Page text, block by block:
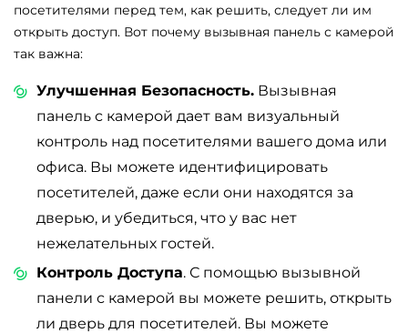
посетителями перед тем, как решить, следует ли им
открыть доступ. Вот почему вызывная панель с камерой
так важна:
Улучшенная Безопасность. Вызывная
панель с камерой дает вам визуальный
контроль над посетителями вашего дома или
офиса. Вы можете идентифицировать
посетителей, даже если они находятся за
дверью, и убедиться, что у вас нет
нежелательных гостей.
Контроль Доступа. С помощью вызывной
панели с камерой вы можете решить, открыть
ли дверь для посетителей. Вы можете